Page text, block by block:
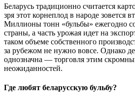
Беларусь традиционно считается
зря этот корнеплод в народе зовется
Миллионы тонн «бульбы» ежегодно
страны, а часть урожая идет на
таком объеме собственного
за рубежом не нужно вовсе. Однако
однозначна — торговля этим
неожиданностей.
Где любят беларусскую бульбу?